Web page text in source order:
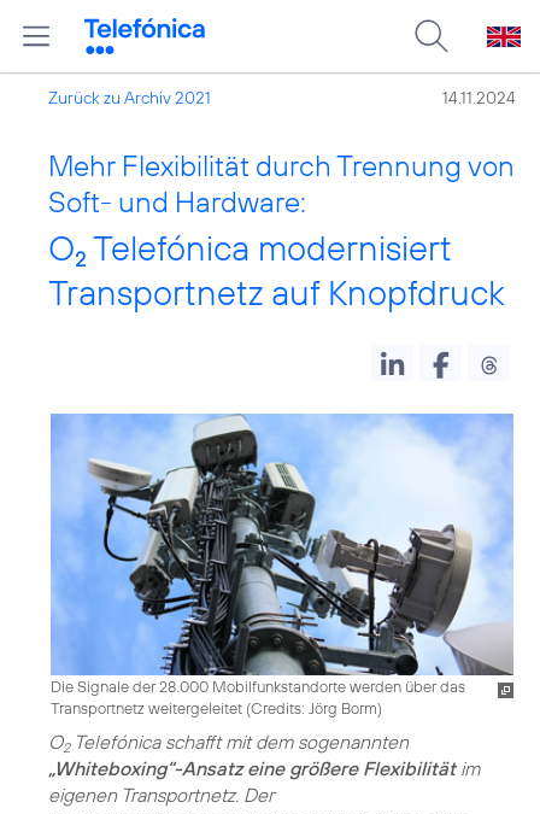
Zurück zu Archiv 2021 14.11.2024
Mehr Flexibilität durch Trennung von
Soft- und Hardware:
O2 Telefónica modernisiert
Transportnetz auf Knopfdruck
Die Signale der 28.000 Mobilfunkstandorte werden über das
Transportnetz weitergeleitet (Credits: Jörg Borm)
O2Telefónica schafft mit dem sogenannten
„Whiteboxing“-Ansatz eine größere Flexibilitätim
eigenen Transportnetz. Der